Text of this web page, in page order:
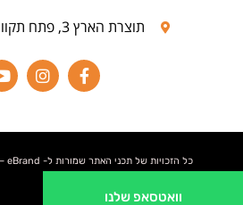
וואטסאפ שלנו
תוצרת הארץ 3, פתח תקווה (מגדלי ב.ס.ר)
כל הזכויות של תכני האתר שמורות ל- eBrand – ניהול מוניטין באינטרנט Ⓒ